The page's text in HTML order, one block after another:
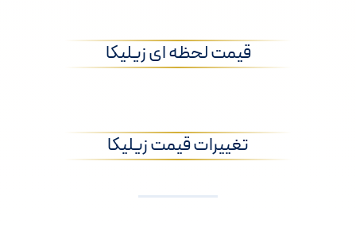
قیمت لحظه ای زیلیکا
تغییرات قیمت زیلیکا